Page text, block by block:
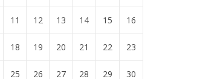
11 12 13 14 15 16
18 19 20 21 22 23
25 26 27 28 29 30